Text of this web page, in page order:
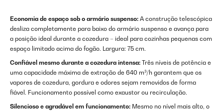
Economia de espaço sob o armário suspenso: A construção telescópica
desliza completamente para baixo do armário suspenso e avança para
a posição ideal durante a cozedura – ideal para cozinhas pequenas com
espaço limitado acima do fogão. Largura: 75 cm.
Confiável mesmo durante a cozedura intensa: Três níveis de potência e
uma capacidade máxima de extração de 640 m³/h garantem que os
vapores de cozedura, gordura e odores sejam removidos de forma
fiável. Funcionamento possível como exaustor ou recirculação.
Silencioso e agradável em funcionamento: Mesmo no nível mais alto, o